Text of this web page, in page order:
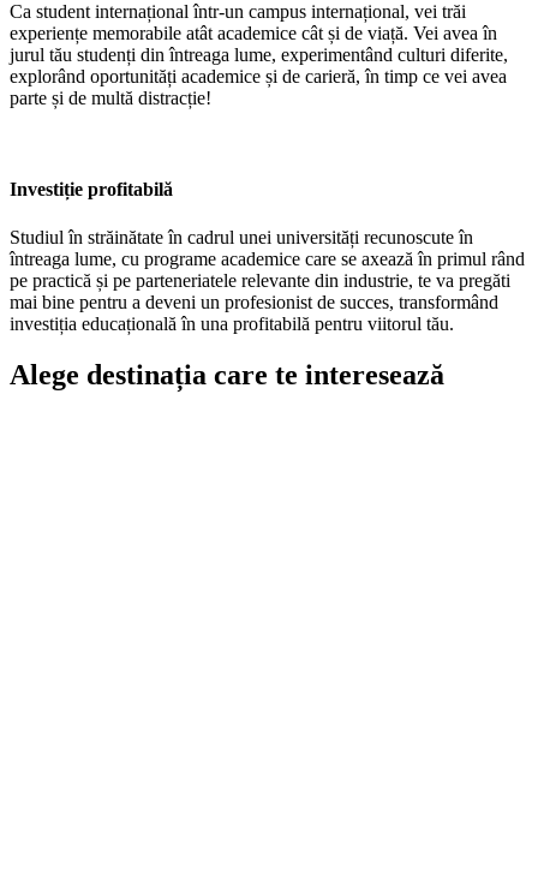
Ca student internațional într-un campus internațional, vei trăi
experiențe memorabile atât academice cât și de viață. Vei avea în
jurul tău studenți din întreaga lume, experimentând culturi diferite,
explorând oportunități academice și de carieră, în timp ce vei avea
parte și de multă distracție!
Investiție profitabilă
Studiul în străinătate în cadrul unei universități recunoscute în
întreaga lume, cu programe academice care se axează în primul rând
pe practică și pe parteneriatele relevante din industrie, te va pregăti
mai bine pentru a deveni un profesionist de succes, transformând
investiția educațională în una profitabilă pentru viitorul tău.
Alege destinația care te interesează